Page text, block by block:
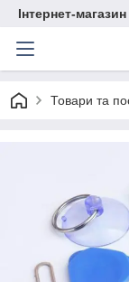
Інтернет-
Товари та